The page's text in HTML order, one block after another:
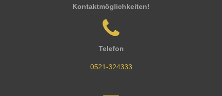
Kontaktmöglichkeiten!
Telefon
0521-324333